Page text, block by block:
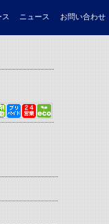
ニュース お問い合わせ